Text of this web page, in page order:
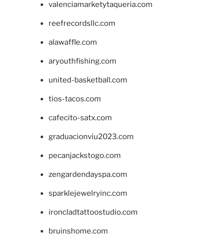
valenciamarketytaqueria.com
reefrecordsllc.com
alawaffle.com
aryouthfishing.com
united-basketball.com
tios-tacos.com
cafecito-satx.com
graduacionviu2023.com
pecanjackstogo.com
zengardendayspa.com
sparklejewelryinc.com
ironcladtattoostudio.com
bruinshome.com